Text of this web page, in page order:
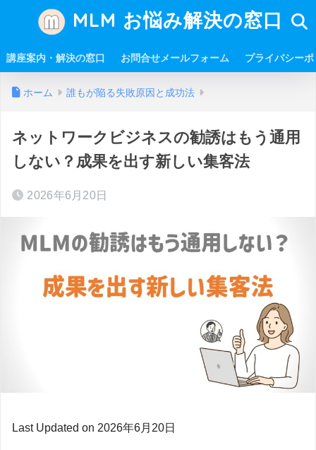
MLM お悩み解決の窓口
講座案内・解決の窓口 お問合せメールフォーム プライバシー
ホーム 誰もが陥る失敗原因と成功法
ネットワークビジネスの勧誘はもう通用
しない？成果を出す新しい集客法
2026年6月20日
Last Updated on 2026年6月20日